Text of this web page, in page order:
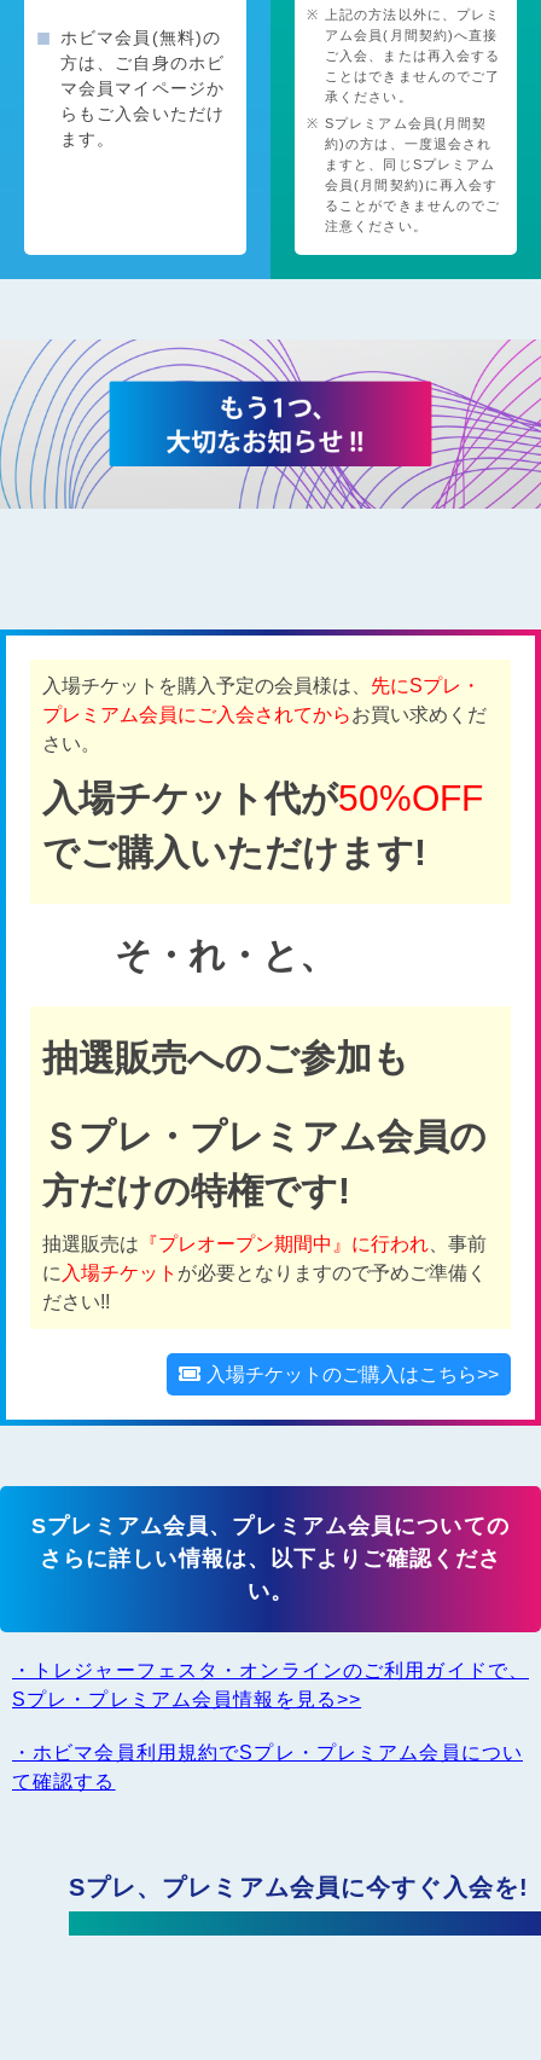
ホビマ会員(無料)の
方は、ご自身のホビ
マ会員マイページか
らもご入会いただけ
ます。
上記の方法以外に、プレミ
アム会員(月間契約)へ直接
ご入会、または再入会する
ことはできませんのでご了
承ください。
Sプレミアム会員(月間契
約)の方は、一度退会され
ますと、同じSプレミアム
会員(月間契約)に再入会す
ることができませんのでご
注意ください。
入場チケットを購入予定の会員様は、 先にSプレ・
プレミアム会員にご入会されてからお買い求めくだ
さい。
入場チケット代が50%OFF
でご購入いただけます!
そ・れ・と、
抽選販売へのご参加も
Ｓプレ・プレミアム会員の
方だけの特権です!
抽選販売は 『プレオープン期間中』に行われ 、事前
に 入場チケット が必要となりますので予めご準備く
ださい!!
入場チケットのご購入はこちら>>
Sプレミアム会員、プレミアム会員についての
さらに詳しい情報は、以下よりご確認くださ
い。
・トレジャーフェスタ・オンラインのご利用ガイドで、
Sプレ・プレミアム会員情報を見る>>
・ホビマ会員利用規約でSプレ・プレミアム会員につい
て確認する
Sプレ、プレミアム会員に今すぐ入会を!